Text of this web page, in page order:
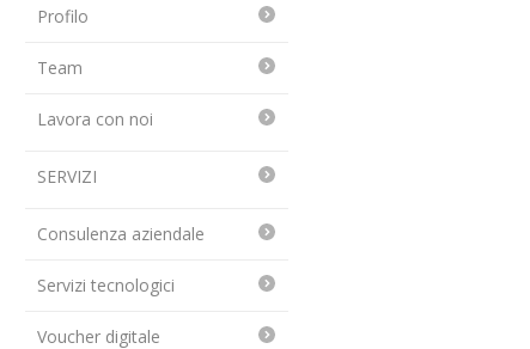
Profilo
Team
Lavora con noi
SERVIZI
Consulenza aziendale
Servizi tecnologici
Voucher digitale